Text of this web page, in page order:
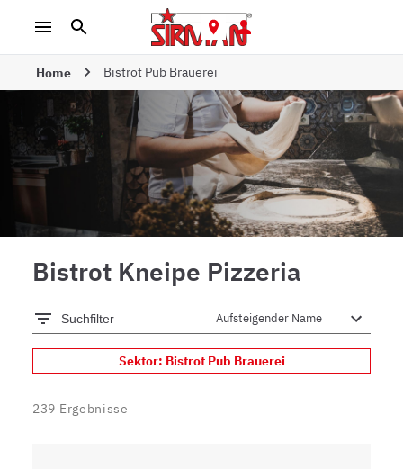
Home Bistrot Pub Brauerei
Bistrot Kneipe Pizzeria
Suchfilter
Sektor: Bistrot Pub Brauerei
239 Ergebnisse